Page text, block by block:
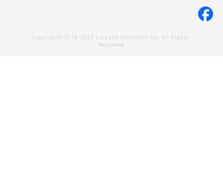
Copyright© 2018-2023 Link and Motivation Inc. All Rights
Reserved